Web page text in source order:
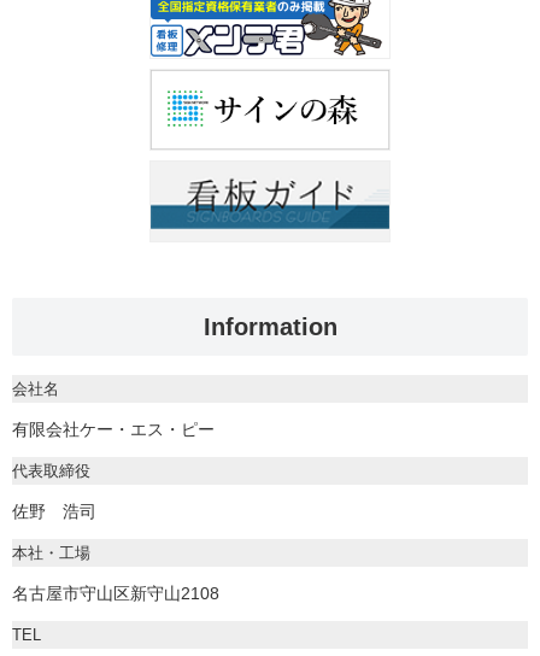
Information
会社名
有限会社ケー・エス・ピー
代表取締役
佐野 浩司
本社・工場
名古屋市守山区新守山2108
TEL